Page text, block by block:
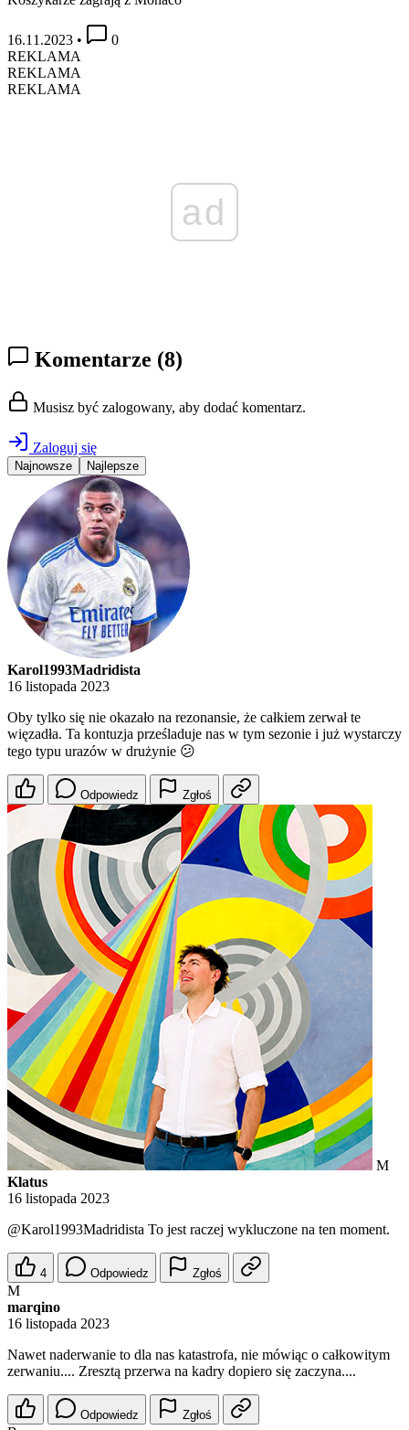
16.11.2023 •
0
REKLAMA
REKLAMA
REKLAMA
ad
Komentarze (8)
Musisz być zalogowany, aby dodać komentarz.
Zaloguj się
Najnowsze Najlepsze
Karol1993Madridista
16 listopada 2023
Oby tylko się nie okazało na rezonansie, że całkiem zerwał te
więzadła. Ta kontuzja prześladuje nas w tym sezonie i już wystarczy
tego typu urazów w drużynie 😕
Odpowiedz Zgłoś
M
Klatus
16 listopada 2023
@Karol1993Madridista To jest raczej wykluczone na ten moment.
4 Odpowiedz Zgłoś
M
marqino
16 listopada 2023
Nawet naderwanie to dla nas katastrofa, nie mówiąc o całkowitym
zerwaniu.... Zresztą przerwa na kadry dopiero się zaczyna....
Odpowiedz Zgłoś